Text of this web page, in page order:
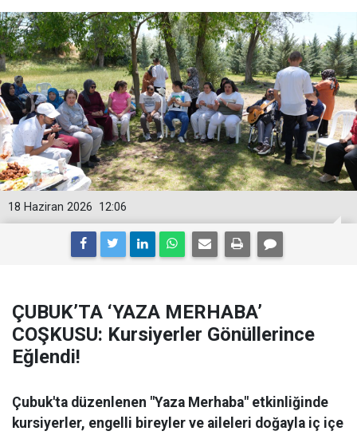
12:06
18 Haziran 2026
ÇUBUK’TA ‘YAZA MERHABA’
COŞKUSU: Kursiyerler Gönüllerince
Eğlendi!
Çubuk'ta düzenlenen "Yaza Merhaba" etkinliğinde
kursiyerler, engelli bireyler ve aileleri doğayla iç içe